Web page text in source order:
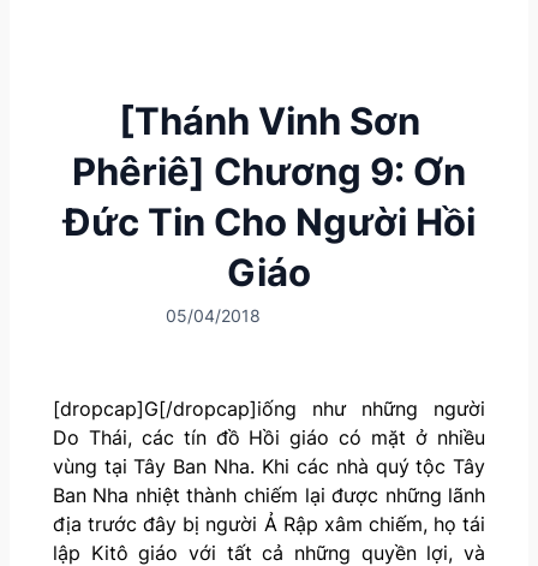
[Thánh Vinh Sơn
Phêriê] Chương 9: Ơn
Đức Tin Cho Người Hồi
Giáo
05/04/2018
[dropcap]G[/dropcap]iống như những người
Do Thái, các tín đồ Hồi giáo có mặt ở nhiều
vùng tại Tây Ban Nha. Khi các nhà quý tộc Tây
Ban Nha nhiệt thành chiếm lại được những lãnh
địa trước đây bị người Ả Rập xâm chiếm, họ tái
lập Kitô giáo với tất cả những quyền lợi, và